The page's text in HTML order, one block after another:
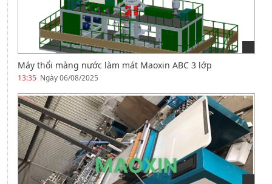
Máy thổi màng nước làm mát Maoxin ABC 3 lớp
13:35 Ngày 06/08/2025